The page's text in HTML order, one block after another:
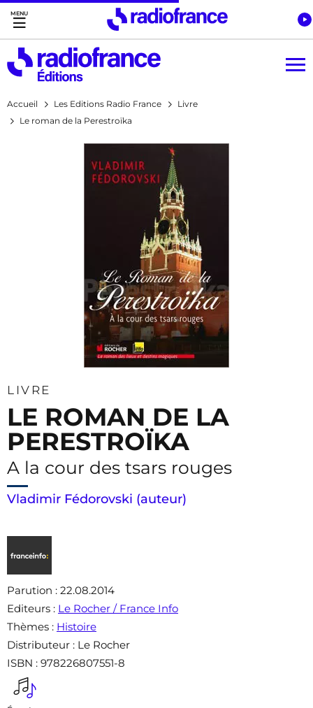
Accès direct :
Menu principal
Contenu
Accueil Les Editions Radio France
Livre
Le roman de la Perestroïka
LIVRE
LE ROMAN DE LA
PERESTROÏKA
A la cour des tsars rouges
Vladimir Fédorovski (auteur)
Parution : 22.08.2014
Editeurs : Le Rocher / France Info
Thèmes : Histoire
Distributeur : Le Rocher
ISBN : 978226807551-8